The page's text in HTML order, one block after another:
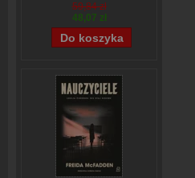
59,84 zł
48,07 zł